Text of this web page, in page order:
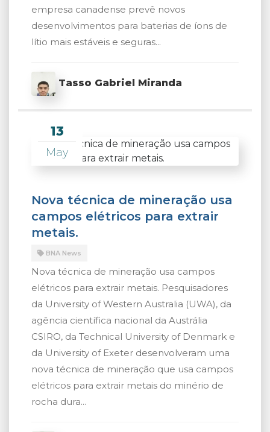
empresa canadense prevê novos
desenvolvimentos para baterias de íons de
lítio mais estáveis e seguras...
Tasso Gabriel Miranda
13
May
Nova técnica de mineração usa
campos elétricos para extrair
metais.
BNA News
Nova técnica de mineração usa campos
elétricos para extrair metais. Pesquisadores
da University of Western Australia (UWA), da
agência científica nacional da Austrália
CSIRO, da Technical University of Denmark e
da University of Exeter desenvolveram uma
nova técnica de mineração que usa campos
elétricos para extrair metais do minério de
rocha dura...